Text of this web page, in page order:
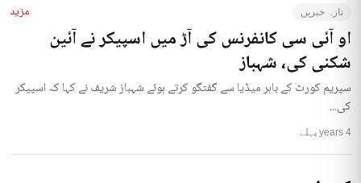
تازہ خبریں
او آئی سی کانفرنس کی آڑ میں اسپیکر نے آئین
شکنی کی، شہباز
سپریم کورٹ کے باہر میڈیا سے گفتگو کرتے ہوئے شہباز شریف نے کہا کہ اسپیکر
کی...
4 years پہلے